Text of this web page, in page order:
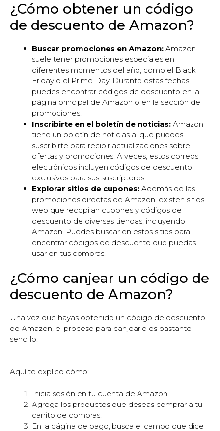
¿Cómo obtener un código
de descuento de Amazon?
Buscar promociones en Amazon: Amazon
suele tener promociones especiales en
diferentes momentos del año, como el Black
Friday o el Prime Day. Durante estas fechas,
puedes encontrar códigos de descuento en la
página principal de Amazon o en la sección de
promociones.
Inscribirte en el boletín de noticias: Amazon
tiene un boletín de noticias al que puedes
suscribirte para recibir actualizaciones sobre
ofertas y promociones. A veces, estos correos
electrónicos incluyen códigos de descuento
exclusivos para sus suscriptores.
Explorar sitios de cupones: Además de las
promociones directas de Amazon, existen sitios
web que recopilan cupones y códigos de
descuento de diversas tiendas, incluyendo
Amazon. Puedes buscar en estos sitios para
encontrar códigos de descuento que puedas
usar en tus compras.
¿Cómo canjear un código de
descuento de Amazon?
Una vez que hayas obtenido un código de descuento
de Amazon, el proceso para canjearlo es bastante
sencillo.
Aquí te explico cómo:
Inicia sesión en tu cuenta de Amazon.
Agrega los productos que deseas comprar a tu
carrito de compras.
En la página de pago, busca el campo que dice